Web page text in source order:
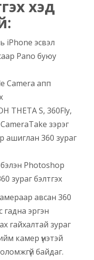
хэд
iPhone эсвэл
Pano буюу
Camera апп
THETA S, 360Fly,
зэрэг
ашиглан 360 зураг
Photoshop
зураг бэлтгэх
авсан 360
гадна эргэн
гайхалтай зураг
камер үнэтэй
байдаг.